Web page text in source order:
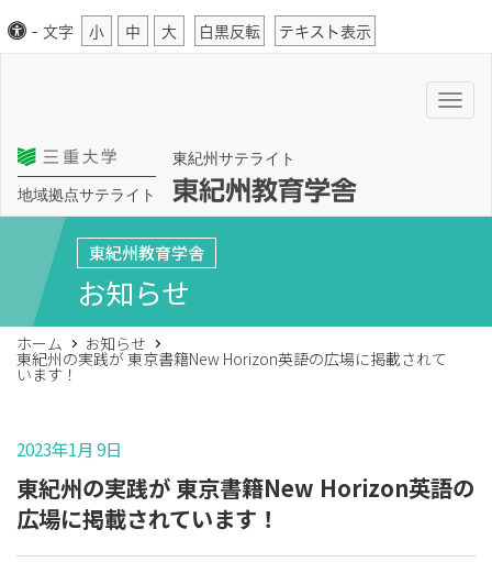
- 文字 小 中 大 白黒反転 テキスト表示
T
o
v
n
地域拠点サテライト
東紀州サテライト
東紀州教育学舎
東紀州教育学舎
お知らせ
ホーム お知らせ
東紀州の実践が 東京書籍New Horizon英語の広場に掲載されて
います！
2023年1月 9日
東紀州の実践が 東京書籍New Horizon英語の
広場に掲載されています！